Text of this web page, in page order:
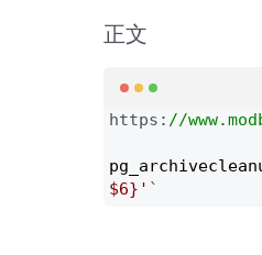
正文
https: //
$6} ' `